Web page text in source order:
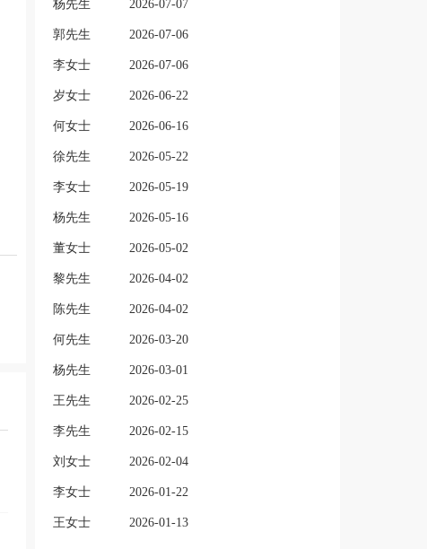
杨先生 2026-07-07
郭先生 2026-07-06
李女士 2026-07-06
岁女士 2026-06-22
何女士 2026-06-16
徐先生 2026-05-22
李女士 2026-05-19
杨先生 2026-05-16
董女士 2026-05-02
黎先生 2026-04-02
陈先生 2026-04-02
何先生 2026-03-20
杨先生 2026-03-01
王先生 2026-02-25
李先生 2026-02-15
刘女士 2026-02-04
李女士 2026-01-22
王女士 2026-01-13